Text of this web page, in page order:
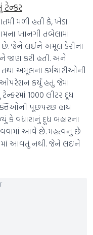
મળી હતી કે, ખેડા
ખાનગી તબેલામાં
છે. જેને લઈને અમૂલ ડેરીના
જાણ કરી હતી. અને
અમૂલના કર્મચારીઓની
કર્યું હતું. જેમાં
1000 લીટર દૂધ
પૂછપરછ હાથ
કે વધારાનું દૂધ બહારના
આવે છે. મહત્વનું છે
આવતું નથી. જેને લઇને